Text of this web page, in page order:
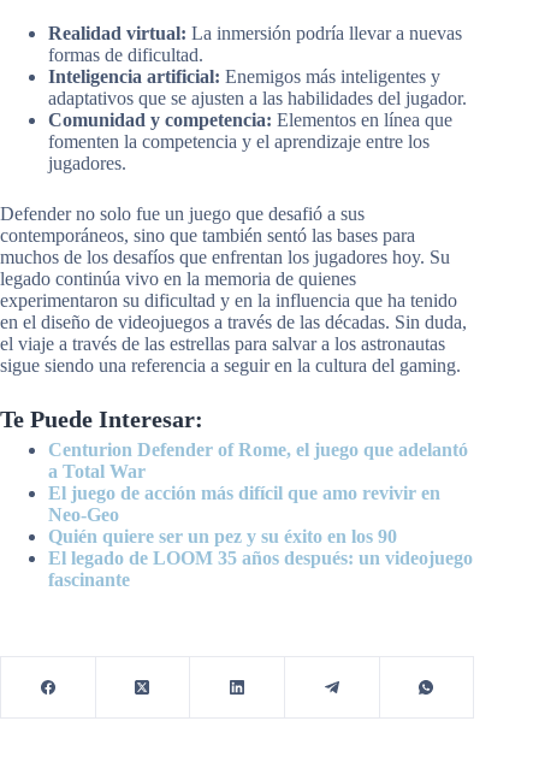
Realidad virtual: La inmersión podría llevar a nuevas
formas de dificultad.
Inteligencia artificial: Enemigos más inteligentes y
adaptativos que se ajusten a las habilidades del jugador.
Comunidad y competencia: Elementos en línea que
fomenten la competencia y el aprendizaje entre los
jugadores.
Defender no solo fue un juego que desafió a sus
contemporáneos, sino que también sentó las bases para
muchos de los desafíos que enfrentan los jugadores hoy. Su
legado continúa vivo en la memoria de quienes
experimentaron su dificultad y en la influencia que ha tenido
en el diseño de videojuegos a través de las décadas. Sin duda,
el viaje a través de las estrellas para salvar a los astronautas
sigue siendo una referencia a seguir en la cultura del gaming.
Te Puede Interesar:
Centurion Defender of Rome, el juego que adelantó
a Total War
El juego de acción más difícil que amo revivir en
Neo-Geo
Quién quiere ser un pez y su éxito en los 90
El legado de LOOM 35 años después: un videojuego
fascinante